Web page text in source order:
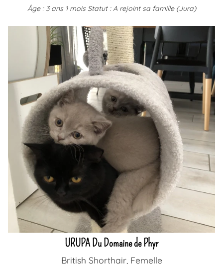
Âge : 3 ans 1 mois Statut : A rejoint sa famille (Jura)
URUPA Du Domaine de Phyr
British Shorthair, Femelle